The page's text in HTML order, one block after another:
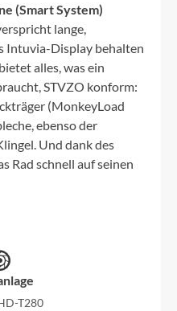
(Smart System)
lange,
Intuvia-Display behalten
alles, was ein
STVZO konform:
(MonkeyLoad
ebenso der
Und dank des
Rad schnell auf seinen
T280